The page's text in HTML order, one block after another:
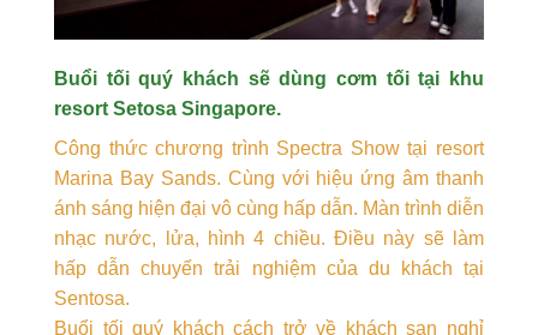
Buổi tối quý khách sẽ dùng cơm tối tại khu
resort Setosa Singapore.
Công thức chương trình Spectra Show tại resort
Marina Bay Sands. Cùng với hiệu ứng âm thanh
ánh sáng hiện đại vô cùng hấp dẫn. Màn trình diễn
nhạc nước, lửa, hình 4 chiều. Điều này sẽ làm
hấp dẫn chuyến trải nghiệm của du khách tại
Sentosa.
Buổi tối quý khách cách trở về khách sạn nghỉ